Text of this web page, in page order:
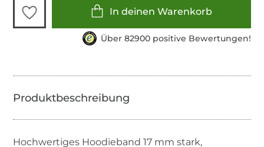
In deinen Warenkorb
Über 82900 positive Bewertungen!
Hochwertiges Hoodieband 17 mm stark,